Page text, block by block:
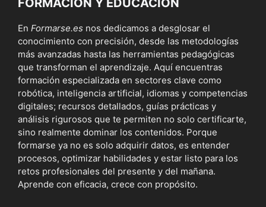
En Formarse.es nos dedicamos a desglosar el
conocimiento con precisión, desde las metodologías
más avanzadas hasta las herramientas pedagógicas
que transforman el aprendizaje. Aquí encuentras
formación especializada en sectores clave como
robótica, inteligencia artificial, idiomas y competencias
digitales; recursos detallados, guías prácticas y
análisis rigurosos que te permiten no solo certificarte,
sino realmente dominar los contenidos. Porque
formarse ya no es solo adquirir datos, es entender
procesos, optimizar habilidades y estar listo para los
retos profesionales del presente y del mañana.
Aprende con eficacia, crece con propósito.